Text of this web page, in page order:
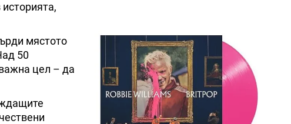
мястото
50
цел – да